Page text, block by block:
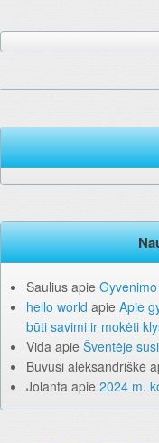
Saulius apie
hello world apie Apie
būti savimi ir mokėti
Vida apie Šventėje
Buvusi aleksandriškė
Jolanta apie 2024 m.